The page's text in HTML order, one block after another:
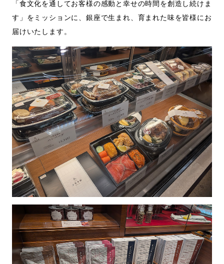
「食文化を通してお客様の感動と幸せの時間を創造し続けま
す」をミッションに、銀座で生まれ、育まれた味を皆様にお
届けいたします。